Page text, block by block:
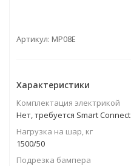
Артикул: МР08E
Характеристики
Комплектация электрикой
Нет, требуется Smart Connect
Нагрузка на шар, кг
1500/50
Подрезка бампера